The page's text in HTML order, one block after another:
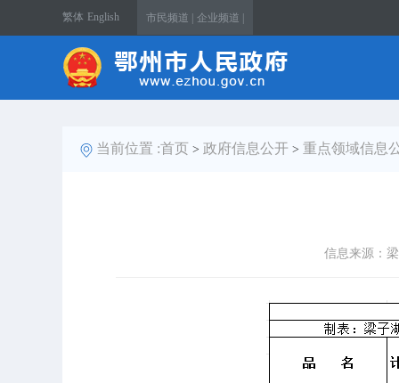
繁体 English 市民频道 | 企业频道 |
当前位置 :首页 > 政府信息公开 > 重点领域信息
信息来源：